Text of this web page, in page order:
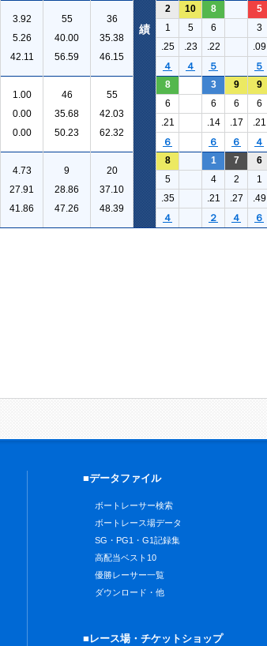
3.92
5.26
42.11
55
40.00
56.59
36
35.38
46.15
2 10 8 5
1
5 6 3
.25
.23 .22 .09
４
４ ５ ５
1.00
0.00
0.00
46
35.68
50.23
55
42.03
62.32
8 3 9 9
6 6 6
6
.21
.14 .17
.21
６
６ ６ ４
4.73
27.91
41.86
9
28.86
47.26
20
37.10
48.39
8 1 7 6
5 4 2
1
.35
.21 .27
.49
４
２ ４ ６
績
■データファイル
ボートレーサー検索
ボートレース場データ
SG・PG1・G1記録集
高配当ベスト10
優勝レーサー一覧
ダウンロード・他
■レース場・チケットショップ